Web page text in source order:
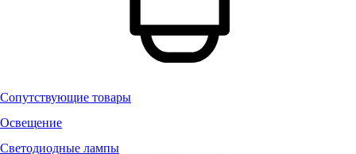
Сопутствующие товары
Освещение
Светодиодные лампы